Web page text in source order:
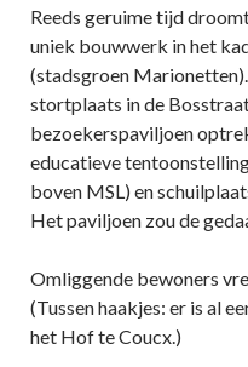
Reeds geruime tijd
uniek bouwwerk in het
(stadsgroen
stortplaats in de
bezoekerspaviljoen
educatieve
boven MSL) en
Het paviljoen zou de
Omliggende bewoners
(Tussen haakjes: er is al
het Hof te Coucx.)